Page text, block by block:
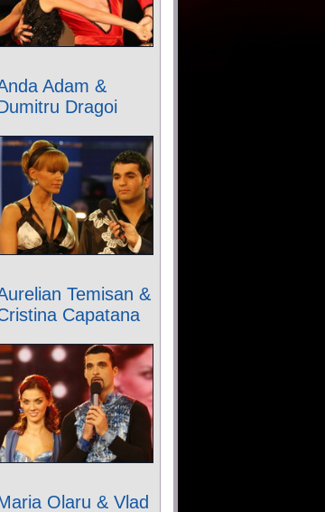
Adam &
Dragoi
Temisan &
Capatana
Olaru & Vlad